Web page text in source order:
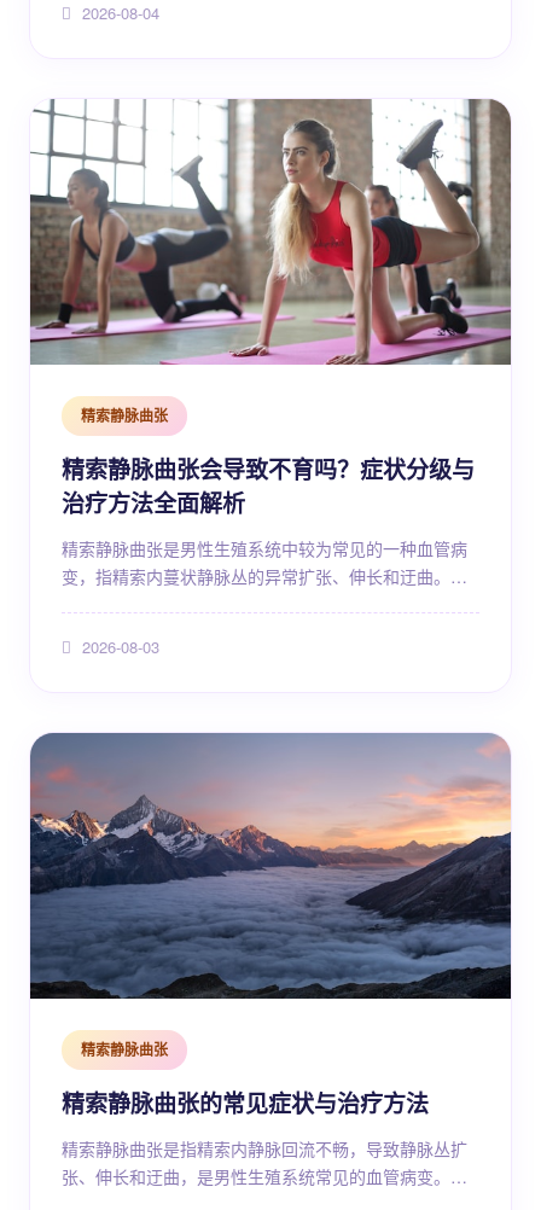
疗？事实上，这一问题的答案并非简单的"是"或"否"，而
级、诊断方法、治疗方案（含2026年临床主流治疗思...
2026-08-04
精索静脉曲张
精索静脉曲张会导致不育吗？症状分级与
治疗方法全面解析
精索静脉曲张是男性生殖系统中较为常见的一种血管病
变，指精索内蔓状静脉丛的异常扩张、伸长和迂曲。这
40%左右。由于精索静脉曲张与男性生育能力之间存在
异、...
2026-08-03
精索静脉曲张
精索静脉曲张的常见症状与治疗方法
精索静脉曲张是指精索内静脉回流不畅，导致静脉丛扩
张、伸长和迂曲，是男性生殖系统常见的血管病变。这